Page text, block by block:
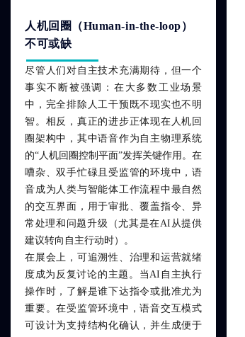
人机回圈（Human-in-the-loop）
不可或缺
尽管人们对自主技术充满期待，但一个
事实不断被强调：在大多数工业场景
中，完全排除人工干预既不现实也不明
智。相反，真正的进步正体现在人机回
圈架构中，其中语音作为自主物理系统
的“人机回圈控制平面”发挥关键作用。在
嘈杂、双手忙碌且受监管的环境中，语
音成为人类与智能体工作流程中最自然
的交互界面，用于审批、覆盖指令、异
常处理和问题升级（尤其是在AI从提供
建议转向自主行动时）。
在展会上，可追溯性、治理和运营就绪
度成为反复讨论的主题。当AI自主执行
操作时，了解是谁下达指令或批准尤为
重要。在受监管环境中，语音交互模式
可设计为支持结构化确认，并生成便于